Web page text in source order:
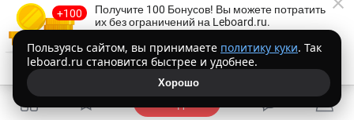
Получите 100 Бонусов! Вы можете потратить
их без ограничений на Leboard.ru.
Торопитесь!
Получить Бонусы бесплатно
Рыбки меченосцы
2 объявления
Горшок для растений в аквариум
Екатерина
2 объявления
2 000 ₽
Экономия 40%
3 000 ₽
Пользуясь сайтом, вы принимаете политику куки. Так
leboard.ru становится быстрее и удобнее.
Хорошо